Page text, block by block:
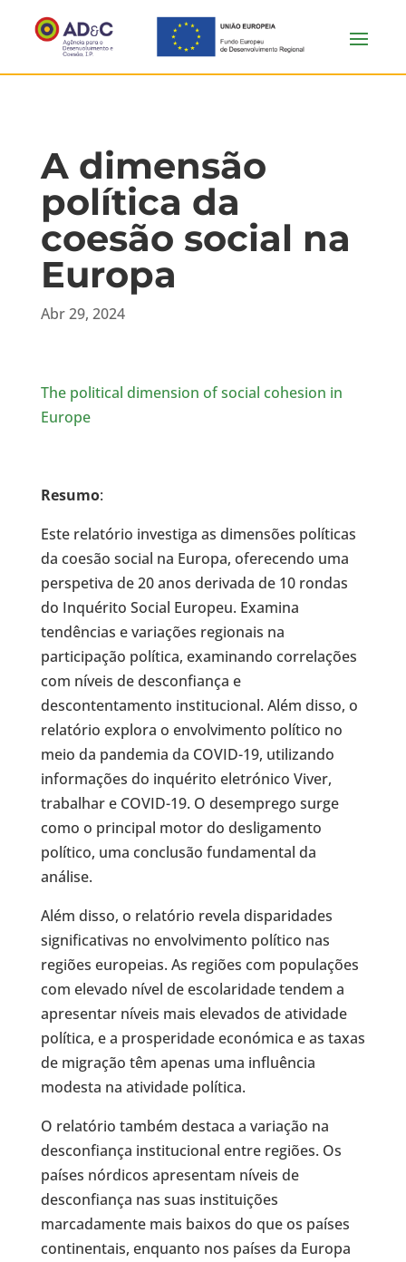
A dimensão
política da
coesão social na
Europa
Abr 29, 2024
The political dimension of social cohesion in
Europe
Resumo:
Este relatório investiga as dimensões políticas
da coesão social na Europa, oferecendo uma
perspetiva de 20 anos derivada de 10 rondas
do Inquérito Social Europeu. Examina
tendências e variações regionais na
participação política, examinando correlações
com níveis de desconfiança e
descontentamento institucional. Além disso, o
relatório explora o envolvimento político no
meio da pandemia da COVID-19, utilizando
informações do inquérito eletrónico Viver,
trabalhar e COVID-19. O desemprego surge
como o principal motor do desligamento
político, uma conclusão fundamental da
análise.
Além disso, o relatório revela disparidades
significativas no envolvimento político nas
regiões europeias. As regiões com populações
com elevado nível de escolaridade tendem a
apresentar níveis mais elevados de atividade
política, e a prosperidade económica e as taxas
de migração têm apenas uma influência
modesta na atividade política.
O relatório também destaca a variação na
desconfiança institucional entre regiões. Os
países nórdicos apresentam níveis de
desconfiança nas suas instituições
marcadamente mais baixos do que os países
continentais, enquanto nos países da Europa